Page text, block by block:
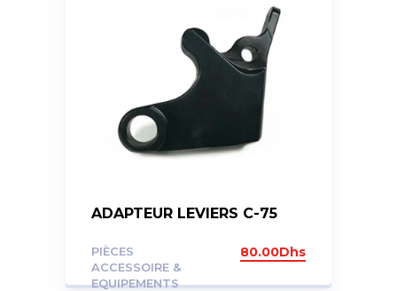
ADAPTEUR LEVIERS C-75
PIÈCES
ACCESSOIRE &
EQUIPEMENTS
80.00Dhs